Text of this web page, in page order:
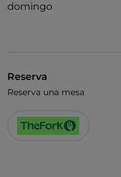
domingo
Reserva
Reserva una mesa